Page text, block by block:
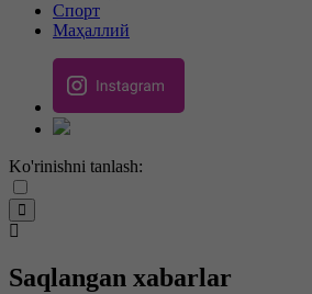
Спорт
Маҳаллий
Ko'rinishni tanlash:
Saqlangan xabarlar